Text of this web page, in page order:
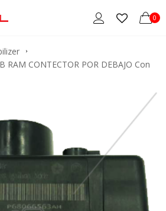
0
RAM CONTECTOR POR DEBAJO Con